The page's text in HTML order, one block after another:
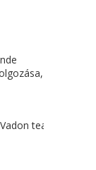
a
teaser